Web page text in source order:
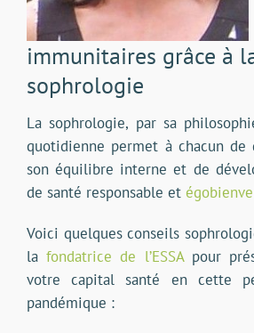
immunitaires grâce à
sophrologie
La sophrologie, par sa
quotidienne permet à chacun de
son équilibre interne et de
de santé responsable et
Voici quelques conseils
lafondatrice de l’ESSApour
votre capital santé en cette
pandémique :